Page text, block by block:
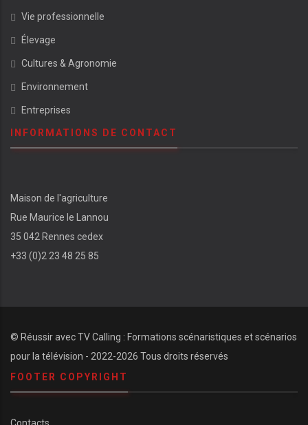
Vie professionnelle
Élevage
Cultures & Agronomie
Environnement
Entreprises
INFORMATIONS DE CONTACT
Maison de l'agriculture
Rue Maurice le Lannou
35 042 Rennes cedex
+33 (0)2 23 48 25 85
© Réussir avecTV Calling : Formations scénaristiques et scénarios
pour la télévision - 2022-2026 Tous droits réservés
FOOTER COPYRIGHT